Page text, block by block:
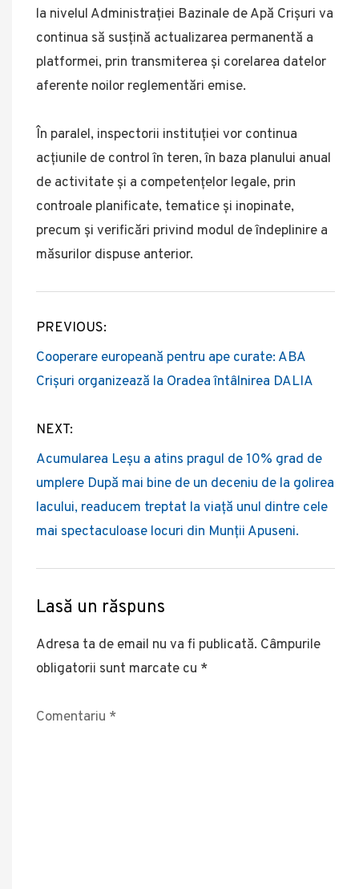
la nivelul Administrației Bazinale de Apă Crișuri va
continua să susțină actualizarea permanentă a
platformei, prin transmiterea și corelarea datelor
aferente noilor reglementări emise.
În paralel, inspectorii instituției vor continua
acțiunile de control în teren, în baza planului anual
de activitate și a competențelor legale, prin
controale planificate, tematice și inopinate,
precum și verificări privind modul de îndeplinire a
măsurilor dispuse anterior.
Navigare
în
PREVIOUS:
Cooperare europeană pentru ape curate: ABA
Crișuri organizează la Oradea întâlnirea DALIA
NEXT:
Acumularea Leșu a atins pragul de 10% grad de
umplere După mai bine de un deceniu de la golirea
lacului, readucem treptat la viață unul dintre cele
mai spectaculoase locuri din Munții Apuseni.
Lasă un răspuns
Adresa ta de email nu va fi publicată. Câmpurile
obligatorii sunt marcate cu *
Comentariu *